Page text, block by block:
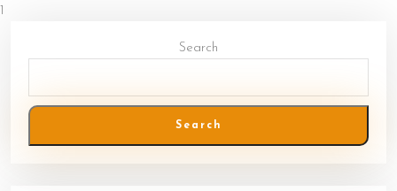
Posts
1
Search
Search